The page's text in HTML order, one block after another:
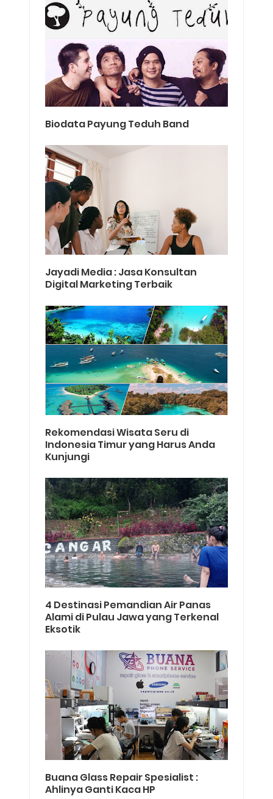
Biodata Payung Teduh Band
Jayadi Media : Jasa Konsultan
Digital Marketing Terbaik
Rekomendasi Wisata Seru di
Indonesia Timur yang Harus Anda
Kunjungi
4 Destinasi Pemandian Air Panas
Alami di Pulau Jawa yang Terkenal
Eksotik
Buana Glass Repair Spesialist :
Ahlinya Ganti Kaca HP